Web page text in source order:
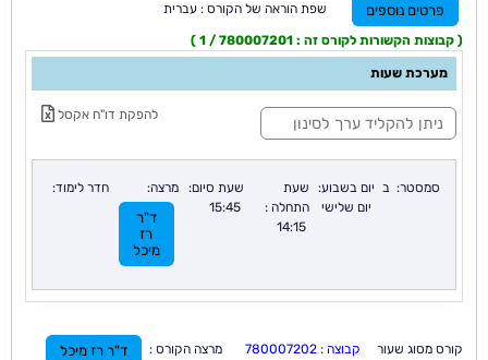
פרטים נוספים שפת הוראה של הקורס : עברית
( קבוצות הקשורות לקורס זה : 780007201 / 1 )
מערכת שעות
ס
נ
ו
להפקת דו"ח אקסל
סמסטר: ב יום בשבוע:
יום שלישי
שעת
התחלה :
שעת סיום:
מרצה:
ד"ר
רז
מיכל
חדר לימוד:
קורס מסוג שעור קבוצה : 780007202 מרצה הקורס : ד"ר רז מיכל